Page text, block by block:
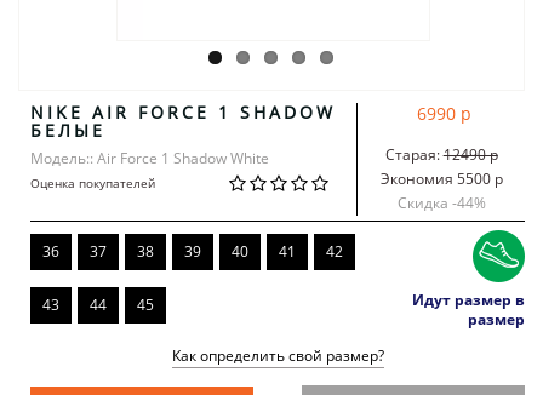
NIKE AIR FORCE 1 SHADOW
БЕЛЫЕ
Модель:: Air Force 1 Shadow White
Оценка покупателей
6990 р
Старая:12490 р
Экономия 5500 р
Скидка -44%
36 37 38 39 40 41 42
43 44 45
Идут размер в
размер
Как определить свой размер?